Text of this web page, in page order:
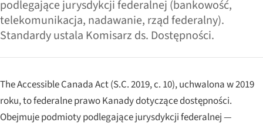
podlegające jurysdykcji federalnej (bankowość,
telekomunikacja, nadawanie, rząd federalny).
Standardy ustala Komisarz ds. Dostępności.
The Accessible Canada Act (S.C. 2019, c. 10), uchwalona w 2019
roku, to federalne prawo Kanady dotyczące dostępności.
Obejmuje podmioty podlegające jurysdykcji federalnej —